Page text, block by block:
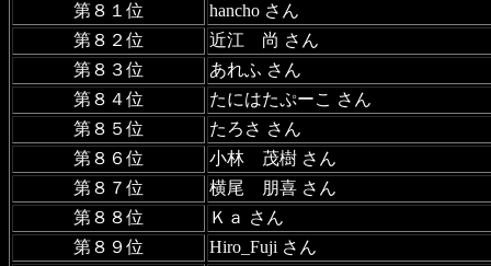
第８１位
hancho さん
第８２位
近江 尚 さん
第８３位
あれふ さん
第８４位
たにはたぷーこ さん
第８５位
たろさ さん
第８６位
小林 茂樹 さん
第８７位
横尾 朋喜 さん
第８８位
Ｋａ さん
第８９位
Hiro_Fuji さん